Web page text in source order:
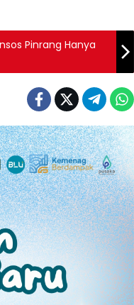
Pinrang Hanya